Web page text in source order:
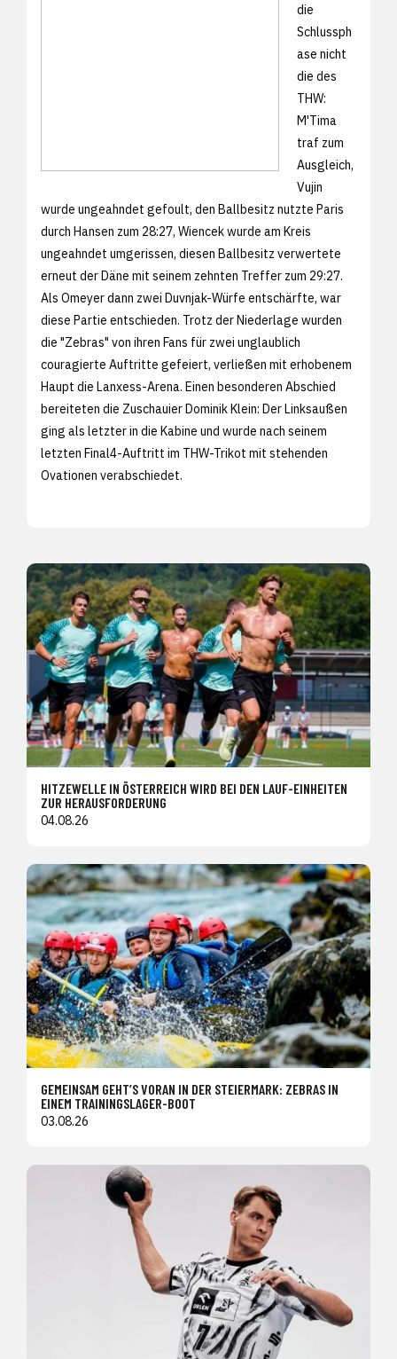
die
Schlussph
ase nicht
die des
THW:
M'Tima
traf zum
Ausgleich,
Vujin
wurde ungeahndet gefoult, den Ballbesitz nutzte Paris
durch Hansen zum 28:27, Wiencek wurde am Kreis
ungeahndet umgerissen, diesen Ballbesitz verwertete
erneut der Däne mit seinem zehnten Treffer zum 29:27.
Als Omeyer dann zwei Duvnjak-Würfe entschärfte, war
diese Partie entschieden. Trotz der Niederlage wurden
die "Zebras" von ihren Fans für zwei unglaublich
couragierte Auftritte gefeiert, verließen mit erhobenem
Haupt die Lanxess-Arena. Einen besonderen Abschied
bereiteten die Zuschauier Dominik Klein: Der Linksaußen
ging als letzter in die Kabine und wurde nach seinem
letzten Final4-Auftritt im THW-Trikot mit stehenden
Ovationen verabschiedet.
HITZEWELLE IN ÖSTERREICH WIRD BEI DEN LAUF-EINHEITEN
ZUR HERAUSFORDERUNG
04.08.26
GEMEINSAM GEHT’S VORAN IN DER STEIERMARK: ZEBRAS IN
EINEM TRAININGSLAGER-BOOT
03.08.26